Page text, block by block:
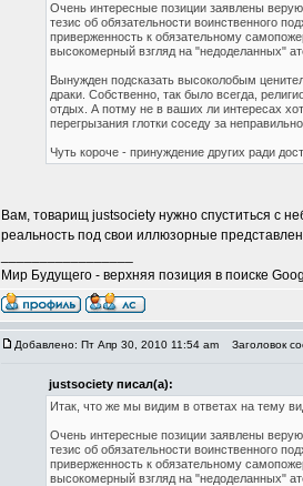
Очень интересные позиции заявлены
тезис об обязательности воинственного
приверженность к обязательному
высокомерный взгляд на "недоделанных"
Вынужден подсказать высоколобым
драки. Собственно, так было всегда,
отдых. А потму не в ваших ли интересах
перегрызания глотки соседу за
Чуть короче - принуждение других ради
Вам, товарищ justsociety нужно спуститься с
реальность под свои иллюзорные
Мир Будущего - верхняя позиция в поиске
Добавлено: Пт Апр 30, 2010 11:54 am Заголовок
justsociety писал(а):
Итак, что же мы видим в ответах на тему
Очень интересные позиции заявлены
тезис об обязательности воинственного
приверженность к обязательному
высокомерный взгляд на "недоделанных"